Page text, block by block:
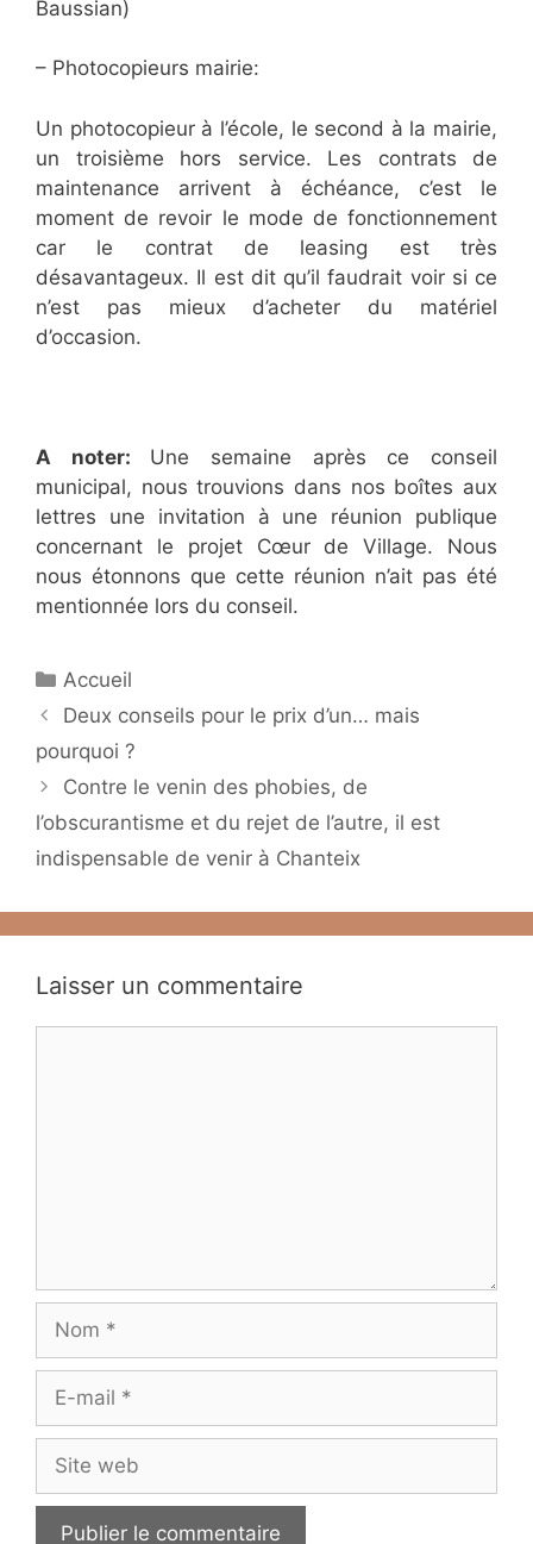
Baussian)
– Photocopieurs mairie:
Un photocopieur à l’école, le second à la mairie,
un troisième hors service. Les contrats de
maintenance arrivent à échéance, c’est le
moment de revoir le mode de fonctionnement
car le contrat de leasing est très
désavantageux. Il est dit qu’il faudrait voir si ce
n’est pas mieux d’acheter du matériel
d’occasion.
A noter: Une semaine après ce conseil
municipal, nous trouvions dans nos boîtes aux
lettres une invitation à une réunion publique
concernant le projet Cœur de Village. Nous
nous étonnons que cette réunion n’ait pas été
mentionnée lors du conseil.
Catégories
Accueil
Deux conseils pour le prix d’un… mais
pourquoi ?
Contre le venin des phobies, de
l’obscurantisme et du rejet de l’autre, il est
indispensable de venir à Chanteix
Laisser un commentaire
mail
web